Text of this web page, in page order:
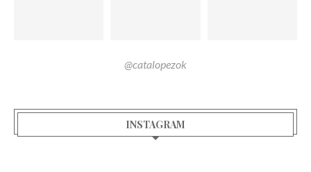
@catalopezok
INSTAGRAM